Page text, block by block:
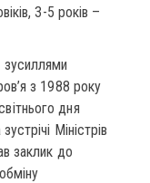
3-5 років –
з 1988 року
дня
Міністрів
заклик до